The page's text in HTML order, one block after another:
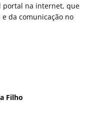
portal na internet, que
da comunicação no
Filho